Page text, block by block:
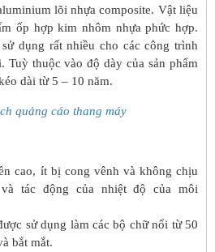
lõi nhựa composite. Vật liệu
ốp hợp kim nhôm nhựa phức hợp.
dụng rất nhiều cho các công trình
Tuỳ thuộc vào độ dày của sản phẩm
dài từ 5 – 10 năm.
quảng cáo thang máy
cao, ít bị cong vênh và không chịu
tác động của nhiệt độ của môi
sử dụng làm các bộ chữ nổi từ 50
bắt mắt.